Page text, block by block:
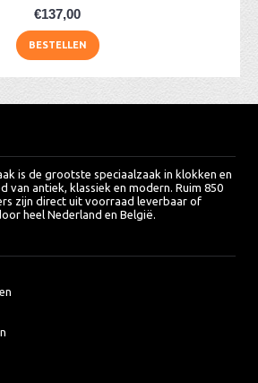
€137,00
BESTELLEN
is de grootste speciaalzaak in klokken en
van antiek, klassiek en modern. Ruim 850
zijn direct uit voorraad leverbaar of
heel Nederland en België.